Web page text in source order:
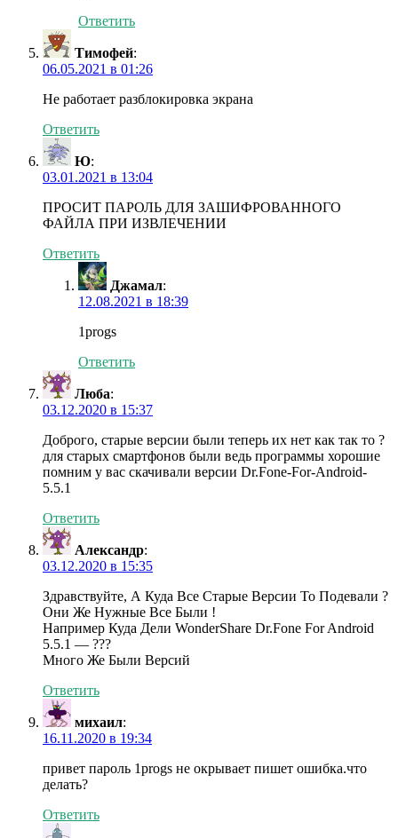
Ответить
Тимофей:
06.05.2021 в 01:26
Не работает разблокировка экрана
Ответить
Ю:
03.01.2021 в 13:04
ПРОСИТ ПАРОЛЬ ДЛЯ ЗАШИФРОВАННОГО
ФАЙЛА ПРИ ИЗВЛЕЧЕНИИ
Ответить
Джамал:
12.08.2021 в 18:39
1progs
Ответить
Люба:
03.12.2020 в 15:37
Доброго, старые версии были теперь их нет как так то ?
для старых смартфонов были ведь программы хорошие
помним у вас скачивали версии Dr.Fone-For-Android-
5.5.1
Ответить
Александр:
03.12.2020 в 15:35
Здравствуйте, А Куда Все Старые Версии То Подевали ?
Они Же Нужные Все Были !
Например Куда Дели WonderShare Dr.Fone For Android
5.5.1 — ???
Много Же Были Версий
Ответить
михаил:
16.11.2020 в 19:34
привет пароль 1progs не окрывает пишет ошибка.что
делать?
Ответить